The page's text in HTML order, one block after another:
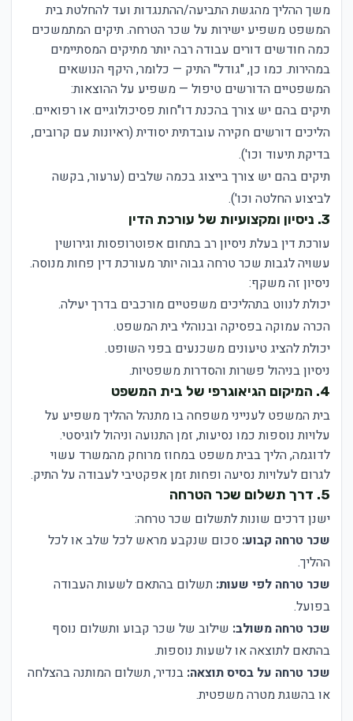
משך ההליך מהגשת התביעה/ההתנגדות ועד להחלטת בית
המשפט משפיע ישירות על שכר הטרחה. תיקים המתמשכים
כמה חודשים דורים עבודה רבה יותר מתיקים המסתיימים
במהירות. כמו כן, "גודל" התיק — כלומר, היקף הנושאים
המשפטיים הדורשים טיפול — משפיע על ההוצאות:
תיקים בהם יש צורך בהכנת דו"חות פסיכולוגיים או רפואיים.
הליכים דורשים חקירה עובדתית יסודית (ראיונות עם קרובים,
בדיקת תיעוד וכו').
תיקים בהם יש צורך בייצוג בכמה שלבים (ערעור, בקשה
לביצוע החלטה וכו').
3. ניסיון ומקצועיות של עורכת הדין
עורכת דין בעלת ניסיון רב בתחום אפוטרופסות וגירושין
עשויה לגבות שכר טרחה גבוה יותר מעורכת דין פחות מנוסה.
ניסיון זה משקף:
יכולת לנווט בתהליכים משפטיים מורכבים בדרך יעילה.
הכרה עמוקה בפסיקה ובנוהלי בית המשפט.
יכולת להציג טיעונים משכנעים בפני השופט.
ניסיון בניהול פשרות והסדרות משפטיות.
4. המיקום הגיאוגרפי של בית המשפט
בית המשפט לענייני משפחה בו מתנהל ההליך משפיע על
עלויות נוספות כמו נסיעות, זמן התנועה וניהול לוגיסטי.
לדוגמה, הליך בבית משפט במחוז מרוחק מהמשרד עשוי
לגרום לעלויות נסיעה ופחות זמן אפקטיבי לעבודה על התיק.
5. דרך תשלום שכר הטרחה
ישנן דרכים שונות לתשלום שכר טרחה:
שכר טרחה קבוע: סכום שנקבע מראש לכל שלב או לכל
ההליך.
שכר טרחה לפי שעות: תשלום בהתאם לשעות העבודה
בפועל.
שכר טרחה משולב: שילוב של שכר קבוע ותשלום נוסף
בהתאם לתוצאה או לשעות נוספות.
שכר טרחה על בסיס תוצאה: בנדיר, תשלום המותנה בהצלחה
או בהשגת מטרה משפטית.